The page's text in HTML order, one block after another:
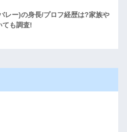
レー)の身長/プロフ経歴は?家族や
ても調査!